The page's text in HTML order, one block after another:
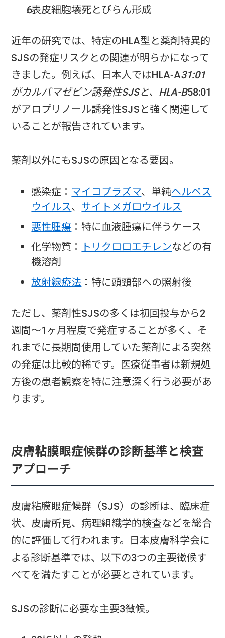
表皮細胞壊死とびらん形成
近年の研究では、特定のHLA型と薬剤特異的
SJSの発症リスクとの関連が明らかになって
きました。例えば、日本人ではHLA-A31:01
がカルバマゼピン誘発性SJSと、HLA-B58:01
がアロプリノール誘発性SJSと強く関連して
いることが報告されています。
薬剤以外にもSJSの原因となる要因。
感染症： マイコプラズマ、単純ヘルペス
ウイルス、 サイトメガロウイルス
悪性腫瘍 ：特に血液腫瘍に伴うケース
化学物質： トリクロロエチレンなどの有
機溶剤
放射線療法 ：特に頭頸部への照射後
ただし、薬剤性SJSの多くは初回投与から2
週間〜1ヶ月程度で発症することが多く、そ
れまでに長期間使用していた薬剤による突然
の発症は比較的稀です。医療従事者は新規処
方後の患者観察を特に注意深く行う必要があ
ります。
皮膚粘膜眼症候群の診断基準と検査
アプローチ
皮膚粘膜眼症候群（SJS）の診断は、臨床症
状、皮膚所見、病理組織学的検査などを総合
的に評価して行われます。日本皮膚科学会に
よる診断基準では、以下の3つの主要徴候す
べてを満たすことが必要とされています。
SJSの診断に必要な主要3徴候。